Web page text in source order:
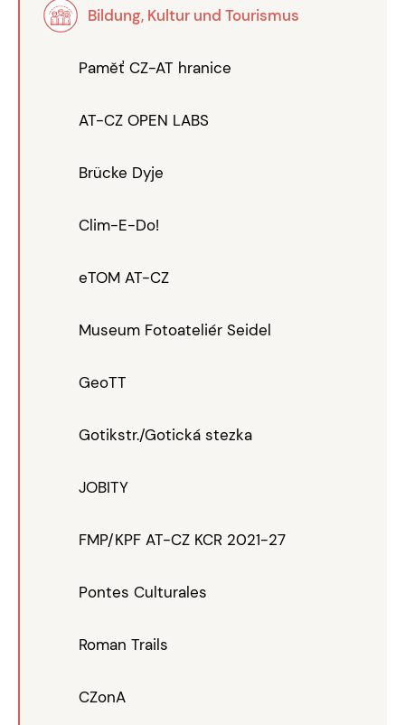
Bildung, Kultur und Tourismus
Paměť CZ-AT hranice
AT-CZ OPEN LABS
Brücke Dyje
Clim-E-Do!
eTOM AT-CZ
Museum Fotoateliér Seidel
GeoTT
Gotikstr./Gotická stezka
JOBITY
FMP/KPF AT-CZ KCR 2021-27
Pontes Culturales
Roman Trails
CZonA